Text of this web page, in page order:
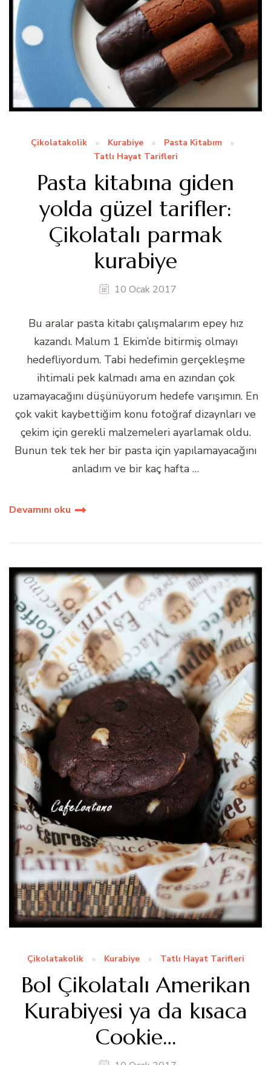
Çikolatakolik Kurabiye
Pasta Kitabım
Tatlı Hayat Tarifleri
Pasta kitabına giden
yolda güzel tarifler:
Çikolatalı parmak
kurabiye
10 Ocak 2017
Bu aralar pasta kitabı çalışmalarım epey hız
kazandı. Malum 1 Ekim’de bitirmiş olmayı
hedefliyordum. Tabi hedefimin gerçekleşme
ihtimali pek kalmadı ama en azından çok
uzamayacağını düşünüyorum hedefe varışımın. En
çok vakit kaybettiğim konu fotoğraf dizaynları ve
çekim için gerekli malzemeleri ayarlamak oldu.
Bunun tek tek her bir pasta için yapılamayacağını
anladım ve bir kaç hafta …
Devamını oku
Çikolatakolik Kurabiye Tatlı Hayat Tarifleri
Bol Çikolatalı Amerikan
Kurabiyesi ya da kısaca
Cookie…